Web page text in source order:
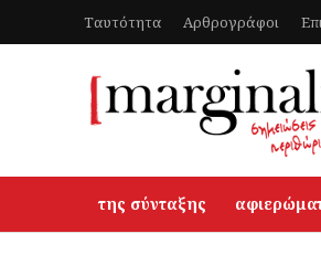
Ταυτότητα Αρθρογράφοι
της σύνταξης